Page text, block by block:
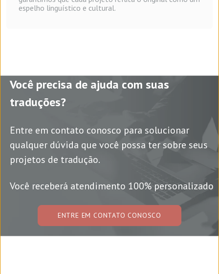
espelho linguístico e cultural.
Você precisa de ajuda com suas
traduções?
Entre em contato conosco para solucionar
qualquer dúvida que você possa ter sobre seus
projetos de tradução.
Você receberá atendimento 100% personalizado
ENTRE EM CONTATO CONOSCO